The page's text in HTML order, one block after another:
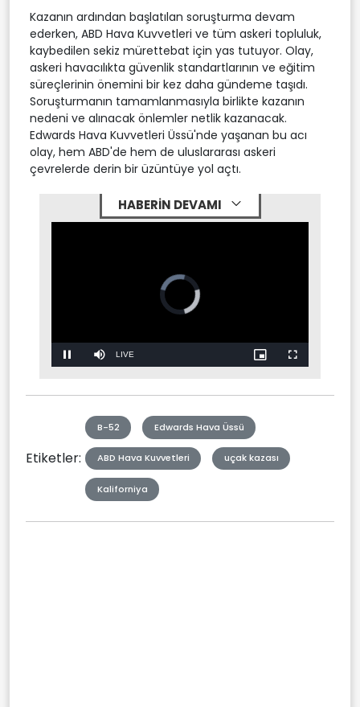
Kazanın ardından başlatılan soruşturma devam
ederken, ABD Hava Kuvvetleri ve tüm askeri topluluk,
kaybedilen sekiz mürettebat için yas tutuyor. Olay,
askeri havacılıkta güvenlik standartlarının ve eğitim
süreçlerinin önemini bir kez daha gündeme taşıdı.
Soruşturmanın tamamlanmasıyla birlikte kazanın
nedeni ve alınacak önlemler netlik kazanacak.
Edwards Hava Kuvvetleri Üssü'nde yaşanan bu acı
olay, hem ABD'de hem de uluslararası askeri
çevrelerde derin bir üzüntüye yol açtı.
HABERİN DEVAMI
Pause Mute Stream
LIVE
Picture-
in-
Fullscreen
Etiketler:
B-52 Edwards Hava Üssü
ABD Hava Kuvvetleri uçak kazası
Kaliforniya